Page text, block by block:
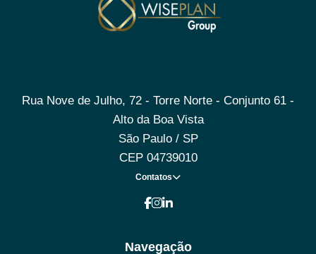
Rua Nove de Julho, 72 - Torre Norte - Conjunto 61 -
Alto da Boa Vista
São Paulo / SP
CEP 04739010
Contatos
Navegação